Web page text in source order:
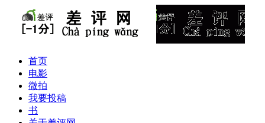
首页
电影
微拍
我要投稿
书